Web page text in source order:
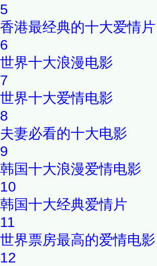
5
香港最经典的十大爱情片
6
世界十大浪漫电影
7
世界十大爱情电影
8
夫妻必看的十大电影
9
韩国十大浪漫爱情电影
10
韩国十大经典爱情片
11
世界票房最高的爱情电影
12